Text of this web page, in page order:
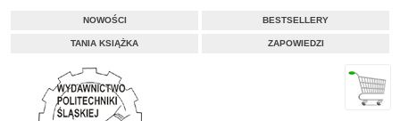
NOWOŚCI BESTSELLERY
TANIA KSIĄŻKA ZAPOWIEDZI